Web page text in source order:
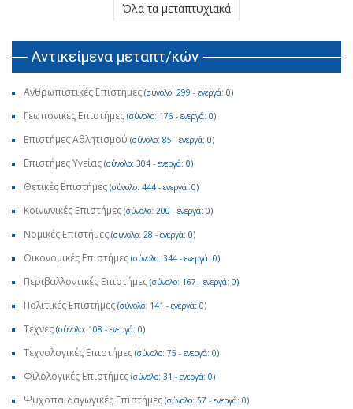
Όλα τα μεταπτυχιακά
Αντικείμενα μεταπτ/κών
Ανθρωπιστικές Επιστήμες (σύνολο: 299 - ενεργά: 0)
Γεωπονικές Επιστήμες (σύνολο: 176 - ενεργά: 0)
Επιστήμες Αθλητισμού (σύνολο: 85 - ενεργά: 0)
Επιστήμες Υγείας (σύνολο: 304 - ενεργά: 0)
Θετικές Επιστήμες (σύνολο: 444 - ενεργά: 0)
Κοινωνικές Επιστήμες (σύνολο: 200 - ενεργά: 0)
Νομικές Επιστήμες (σύνολο: 28 - ενεργά: 0)
Οικονομικές Επιστήμες (σύνολο: 344 - ενεργά: 0)
Περιβαλλοντικές Επιστήμες (σύνολο: 167 - ενεργά: 0)
Πολιτικές Επιστήμες (σύνολο: 141 - ενεργά: 0)
Τέχνες (σύνολο: 108 - ενεργά: 0)
Τεχνολογικές Επιστήμες (σύνολο: 75 - ενεργά: 0)
Φιλολογικές Επιστήμες (σύνολο: 31 - ενεργά: 0)
Ψυχοπαιδαγωγικές Επιστήμες (σύνολο: 57 - ενεργά: 0)